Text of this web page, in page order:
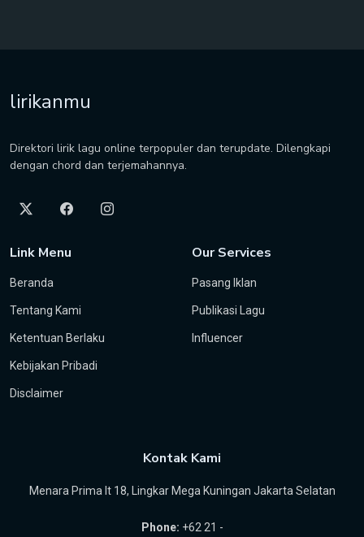
lirikanmu
Direktori lirik lagu online terpopuler dan terupdate. Dilengkapi
dengan chord dan terjemahannya.
Link Menu
Beranda
Tentang Kami
Ketentuan Berlaku
Kebijakan Pribadi
Disclaimer
Our Services
Pasang Iklan
Publikasi Lagu
Influencer
Kontak Kami
Menara Prima lt 18, Lingkar Mega Kuningan Jakarta Selatan
Phone: +62 21 -